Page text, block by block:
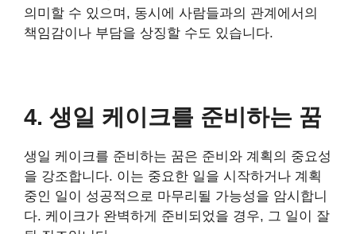
의미할 수 있으며, 동시에 사람들과의 관계에서의
책임감이나 부담을 상징할 수도 있습니다.
4. 생일 케이크를 준비하는 꿈
생일 케이크를 준비하는 꿈은 준비와 계획의 중요성
을 강조합니다. 이는 중요한 일을 시작하거나 계획
중인 일이 성공적으로 마무리될 가능성을 암시합니
다. 케이크가 완벽하게 준비되었을 경우, 그 일이 잘